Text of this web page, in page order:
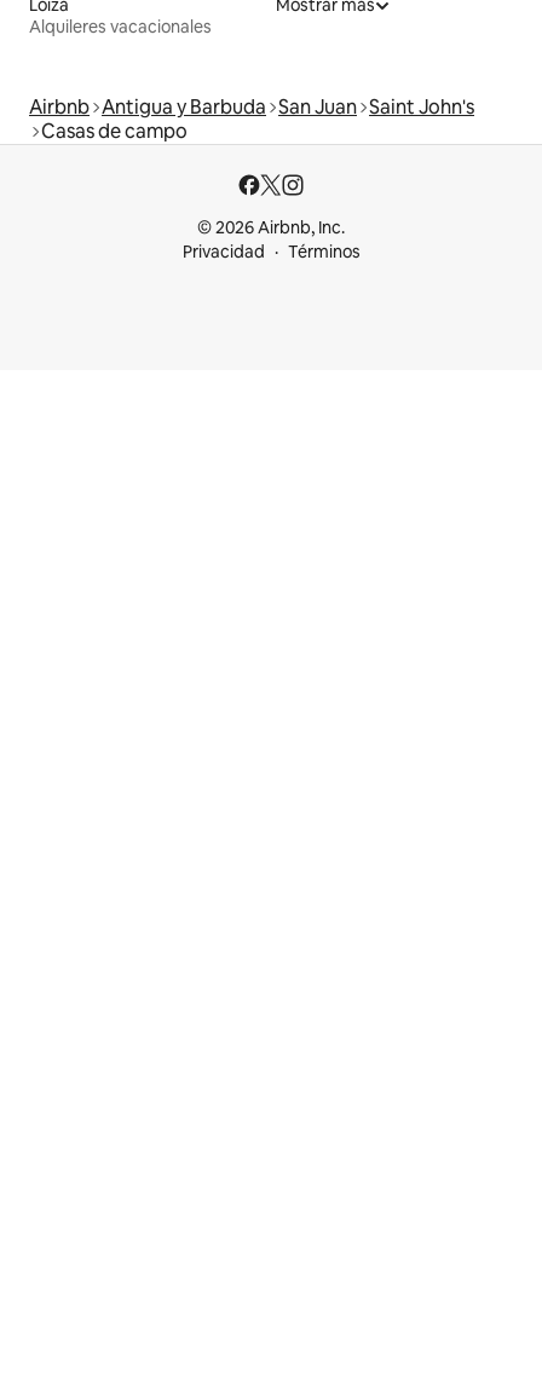
Alquileres vacacionales
Airbnb Antigua y Barbuda San Juan Saint John's
Casas de campo
© 2026 Airbnb, Inc.
Privacidad
Términos